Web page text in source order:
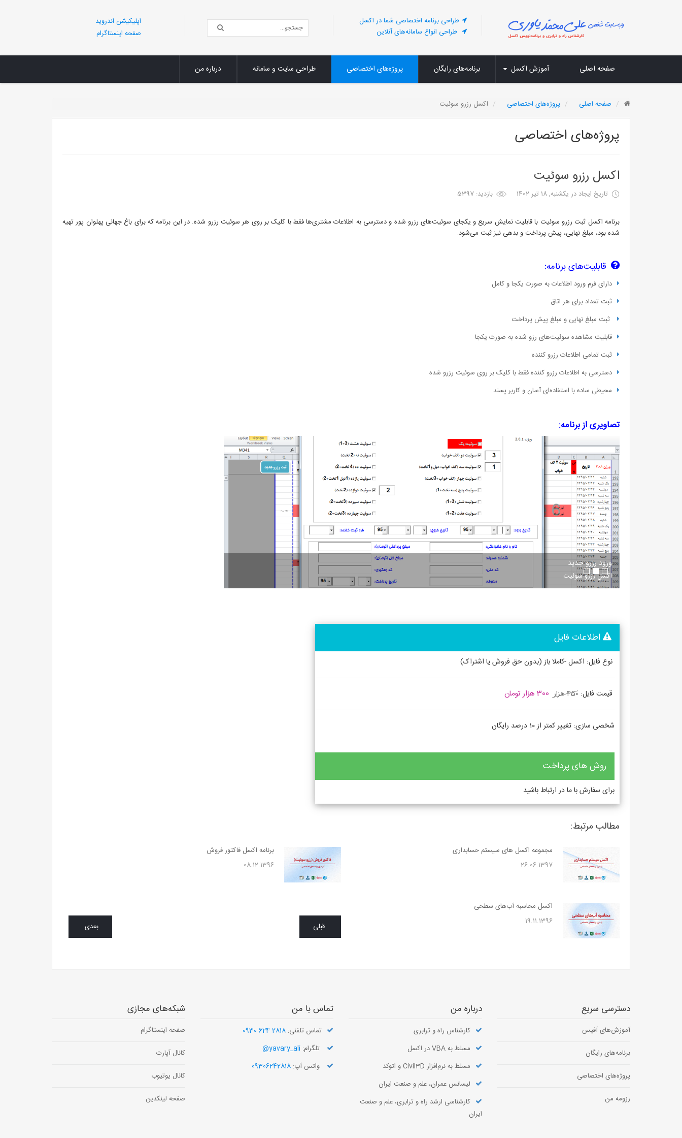
طراحی برنامه اختصاصی شما در اکسل
طراحی انواع سامانه‌های آنلاین
اپلیکیشن اندروید
صفحه اینستاگرام
صفحه اصلی آموزش اکسل برنامه‌های رایگان پروژه‌های اختصاصی طراحی سایت و سامانه درباره من
صفحه اصلی پروژه‌های اختصاصی اکسل رزرو سوئیت
پروژه‌های اختصاصی
اکسل رزرو سوئیت
تاریخ ایجاد در یکشنبه, 18 تیر 1402 بازدید: 5397
برنامه اکسل ثبت رزرو سوئیت با قابلیت نمایش سریع و یکجای سوئیت‌های رزرو شده و دسترسی به اطلاعات مشتری‌ها فقط با کلیک بر روی هر سوئیت رزرو شده. در این برنامه که برای باغ جهانی پهلوان پور تهیه
شده بود، مبلغ نهایی، پیش پرداخت و بدهی نیز ثبت می‌شود.
قابلیت‌های برنامه:
دارای فرم ورود اطلاعات به صورت یکجا و کامل
ثبت تعداد برای هر اتاق
ثبت مبلغ نهایی و مبلغ پیش پرداخت
قابلیت مشاهده سوئیت‌های رزو شده به صورت یکجا
ثبت تمامی اطلاعات رزرو کننده
دسترسی به اطلاعات رزرو کننده فقط با کلیک بر روی سوئیت رزرو شده
محیطی ساده با استفاده‌ای آسان و کاربر پسند
تصاویری از برنامه:
ورود رزرو جدید
اکسل رزرو سوئیت
اطلاعات فایل
نوع فایل: اکسل -کاملا باز (بدون حق فروش یا اشتراک)
قیمت فایل: 450 هزار 300 هزار تومان
شخصی سازی: تغییر کمتر از 10 درصد رایگان
روش های پرداخت
برای سفارش با ما در ارتباط باشید
مطالب مرتبط:
مجموعه اکسل های سیستم حسابداری
26.06.1397
برنامه اکسل فاکتور فروش
08.12.1396
اکسل محاسبه آب‌های سطحی
19.11.1396
قبلی بعدی
دسترسی سریع
آموزش‌های آفیس
برنامه‌های رایگان
پروژه‌های اختصاصی
رزومه من
درباره من
کارشناس راه و ترابری
مسلط به VBA در اکسل
مسلط به نرم‌افزار Civil3D و اتوکد
لیسانس عمران، علم و صنعت ایران
کارشناسی ارشد راه و ترابری، علم و صنعت
ایران
تماس با من
تماس تلفنی: 2818 624 0930
تلگرام: yavary_ali@
واتس آپ: 09306242818
شبکه‌های مجازی
صفحه اینستاگرام
کانال آپارت
کانال یوتیوب
صفحه لینکدین